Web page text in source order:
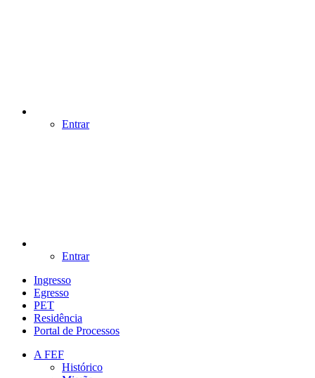
Entrar
Entrar
Ingresso
Egresso
PET
Residência
Portal de Processos
A FEF
Histórico